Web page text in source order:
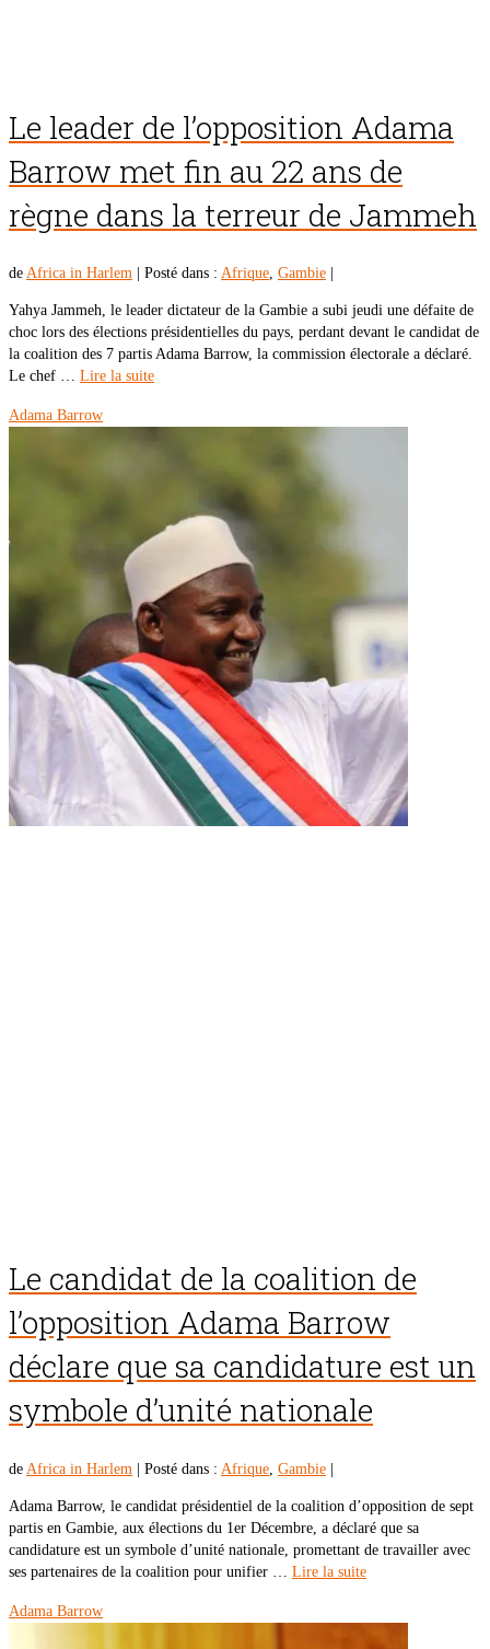
Le leader de l’opposition Adama
Barrow met fin au 22 ans de
règne dans la terreur de Jammeh
de Africa in Harlem Posté dans : Afrique, Gambie
Yahya Jammeh, le leader dictateur de la Gambie a subi jeudi une défaite de
choc lors des élections présidentielles du pays, perdant devant le candidat de
la coalition des 7 partis Adama Barrow, la commission électorale a déclaré.
Le chef … Lire la suite
Adama Barrow
Le candidat de la coalition de
l’opposition Adama Barrow
déclare que sa candidature est un
symbole d’unité nationale
de Africa in Harlem | Posté dans : Afrique Gambie |
Adama Barrow, le candidat présidentiel de la coalition d’opposition de sept
partis en Gambie, aux élections du 1er Décembre, a déclaré que sa
candidature est un symbole d’unité nationale, promettant de travailler avec
ses partenaires de la coalition pour unifier … Lire la suite
Adama Barrow